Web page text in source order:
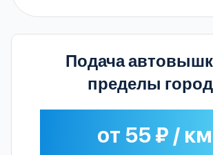
Подача
пределы
от 55 ₽ / км